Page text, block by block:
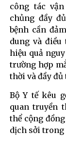
công tác
chủng đầy
bệnh cần
dung và
hiệu quả
trường hợp
thời và đầy
Bộ Y tế kêu
quan truyền
thể cộng
dịch sởi